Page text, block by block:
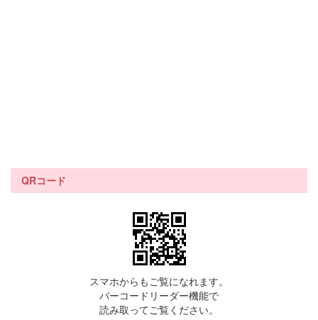
QRコード
スマホからもご覧になれます。
バーコードリーダー機能で
読み取ってご覧ください。